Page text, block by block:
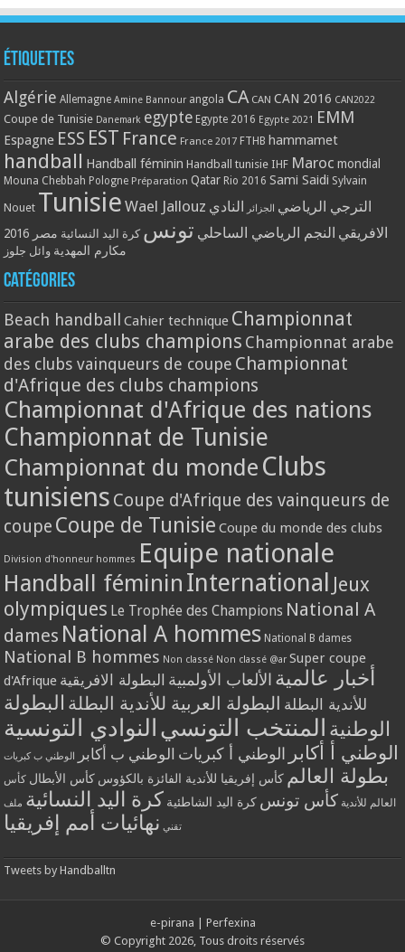
Étiquettes
Algérie Allemagne Amine Bannour angola CA CAN CAN 2016 CAN2022
Coupe de Tunisie Danemark egypte Egypte 2016 Egypte 2021 EMM
Espagne ESS EST France France 2017 FTHB hammamet
handball Handball féminin Handball tunisie IHF Maroc mondial
Mouna Chebbah Pologne Préparation Qatar Rio 2016 Sami Saidi Sylvain
Nouet Tunisie Wael Jallouz الترجي الرياضي الجزائر النادي
الافريقي النجم الرياضي الساحلي تونس كرة اليد النسائية مصر 2016
مكارم المهدية وائل جلوز
Catégories
Beach handball Cahier technique Championnat
arabe des clubs champions Championnat arabe
des clubs vainqueurs de coupe Championnat
d'Afrique des clubs champions
Championnat d'Afrique des nations
Championnat de Tunisie
Championnat du monde Clubs
tunisiens Coupe d'Afrique des vainqueurs de
coupe Coupe de Tunisie Coupe du monde des clubs
Division d'honneur hommes Equipe nationale
Handball féminin International Jeux
olympiques Le Trophée des Champions National A
dames National A hommes National B dames
National B hommes Non classé Non classé @ar Super coupe
d'Afrique
أخبار عالمية الألعاب الأولمبية البطولة الافريقية
للأندية البطلة البطولة العربية للأندية البطلة البطولة
الوطنية المنتخب التونسي النوادي التونسية
الوطني أ أكابر الوطني أ كبريات الوطني ب أكابر الوطني ب كبريات
بطولة العالم كأس إفريقيا للأندية الفائزة بالكؤوس كأس الأبطال كأس
العالم للأندية كأس تونس كرة اليد الشاطئية كرة اليد النسائية ملف
تقني نهائيات أمم إفريقيا
Tweets by Handballtn
e-pirana
Perfexina
© Copyright 2026, Tous droits réservés